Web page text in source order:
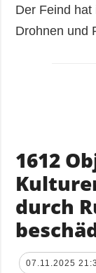
Der Feind
Drohnen und
1612
durch
07.11.2025